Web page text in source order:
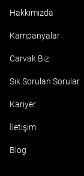
Hakkımızda
Kampanyalar
Carvak Biz
Sık Sorulan Sorular
Kariyer
İletişim
Blog